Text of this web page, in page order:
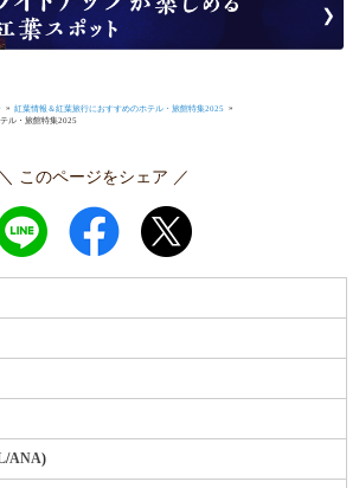
» 紅葉情報＆紅葉旅行におすすめのホテル・旅館特集2025 »
ル・旅館特集2025
＼ このページをシェア ／
/ANA)